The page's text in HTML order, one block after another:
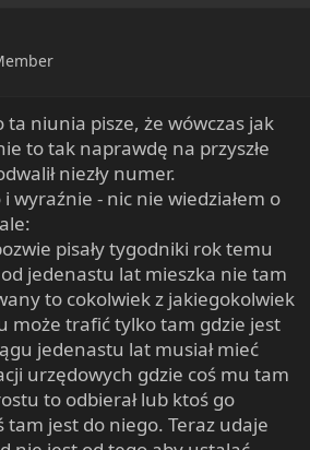
ta niunia pisze, że wówczas jak
to tak naprawdę na przyszłe
niezły numer.
wyraźnie - nic nie wiedziałem o
pisały tygodniki rok temu
jedenastu lat mieszka nie tam
to cokolwiek z jakiegokolwiek
może trafić tylko tam gdzie jest
jedenastu lat musiał mieć
urzędowych gdzie coś mu tam
to odbierał lub ktoś go
tam jest do niego. Teraz udaje